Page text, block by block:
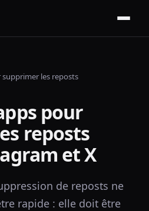
les reposts
pour
reposts
et X
de reposts ne
rapide : elle doit être